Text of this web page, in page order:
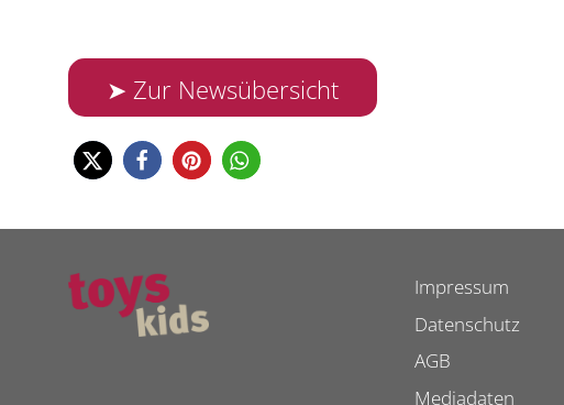
➤ Zur Newsübersicht
Impressum
Datenschutz
AGB
Mediadaten